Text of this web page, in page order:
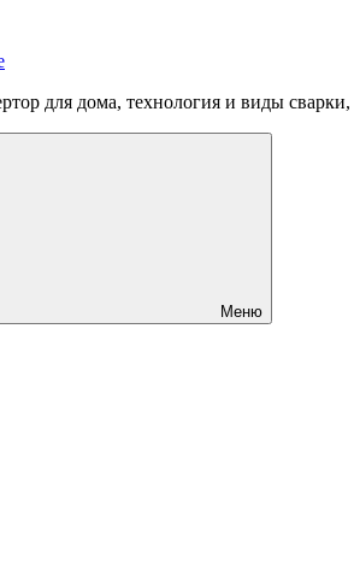
для дома, технология и виды
Меню